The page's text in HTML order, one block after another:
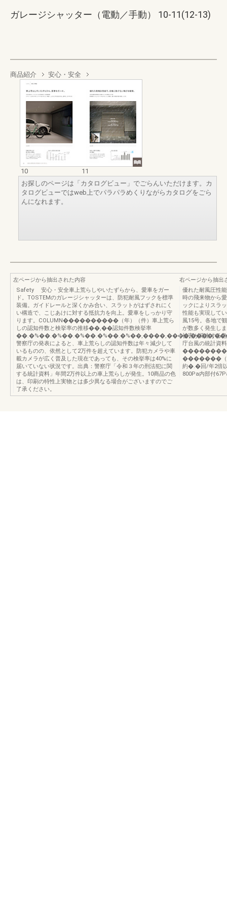
ガレージシャッター（電動／手動） 10-11(12-13)
商品紹介 安心・安全
10
11
お探しのページは「カタログビュー」でごらんいただけます。カ
タログビューではweb上でパラパラめくりながらカタログをごら
んになれます。
左ページから抽出された内容
Safety 安心・安全車上荒らしやいたずらから、愛車をガー
ド。TOSTEMのガレージシャッターは、防犯耐風フックを標準
装備。ガイドレールと深くかみ合い、スラットがはずされにく
い構造で、こじあけに対する抵抗力を向上。愛車をしっかり守
ります。COLUMN����������（年）（件）車上荒ら
しの認知件数と検挙率の推移��,��認知件数検挙率
警察庁の発表によると、車上荒らしの認知件数は年々減少して
いるものの、依然として2万件を超えています。防犯カメラや車
載カメラが広く普及した現在であっても、その検挙率は40%に
届いていない状況です。出典：警察庁「令和３年の刑法犯に関
する統計資料」年間2万件以上の車上荒らしが発生。10商品の色
は、印刷の特性上実物とは多少異なる場合がございますのでご
了承ください。
右ページから抽出
優れた耐風圧性
時の飛来物から
ックによりスラ
性能も実現して
風15号。各地で
が数多く発生し
被害が発生する
庁台風の統計資
�������（回
約�.�回/年2倍以
800Pa内部付